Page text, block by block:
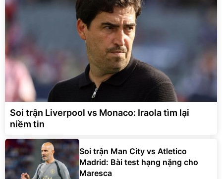
Soi trận Liverpool vs Monaco: Iraola tìm lại
niềm tin
Soi trận Man City vs Atletico
Madrid: Bài test hạng nặng cho
Maresca